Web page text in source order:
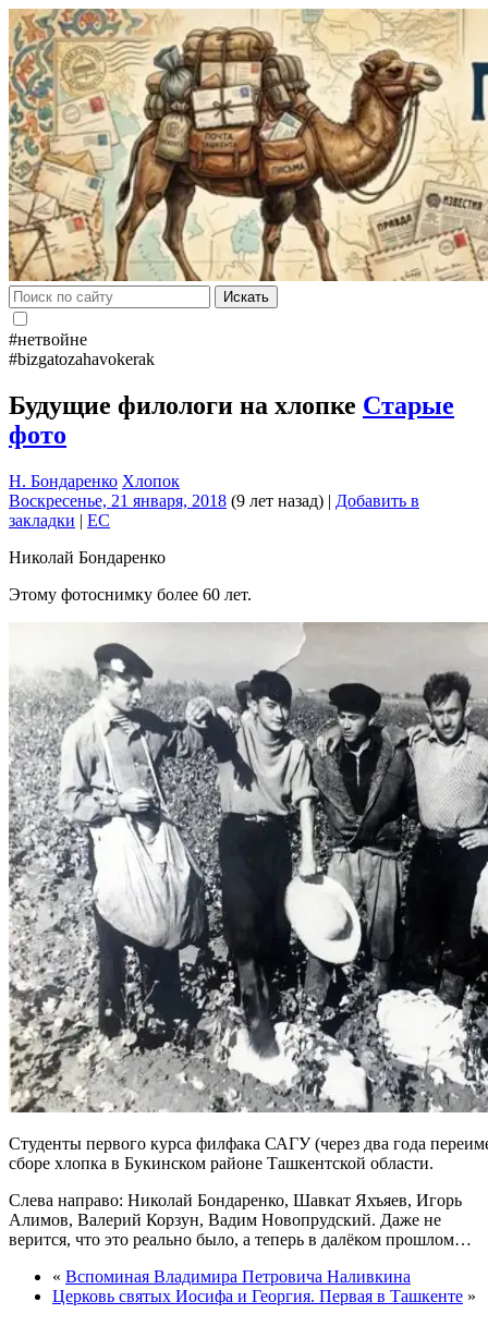
Искать
#нетвойне
#bizgatozahavokerak
Будущие филологи на хлопке Старые
фото
Н. Бондаренко Хлопок
Воскресенье, 21 января, 2018 (9 лет назад) | Добавить в
закладки | EC
Николай Бондаренко
Этому фотоснимку более 60 лет.
Студенты первого курса филфака САГУ (через два года
сборе хлопка в Букинском районе Ташкентской области.
Слева направо: Николай Бондаренко, Шавкат Яхъяев, Игорь
Алимов, Валерий Корзун, Вадим Новопрудский. Даже не
верится, что это реально было, а теперь в далёком прошлом…
« Вспоминая Владимира Петровича Наливкина
Церковь святых Иосифа и Георгия. Первая в Ташкенте »